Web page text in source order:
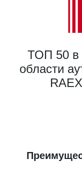
ТОП 50 в
области